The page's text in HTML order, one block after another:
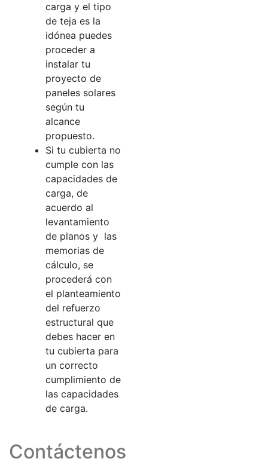
carga y el tipo
de teja es la
idónea puedes
proceder a
instalar tu
proyecto de
paneles solares
según tu
alcance
propuesto.
Si tu cubierta no
cumple con las
capacidades de
carga, de
acuerdo al
levantamiento
de planos y las
memorias de
cálculo, se
procederá con
el planteamiento
del refuerzo
estructural que
debes hacer en
tu cubierta para
un correcto
cumplimiento de
las capacidades
de carga.
Contáctenos